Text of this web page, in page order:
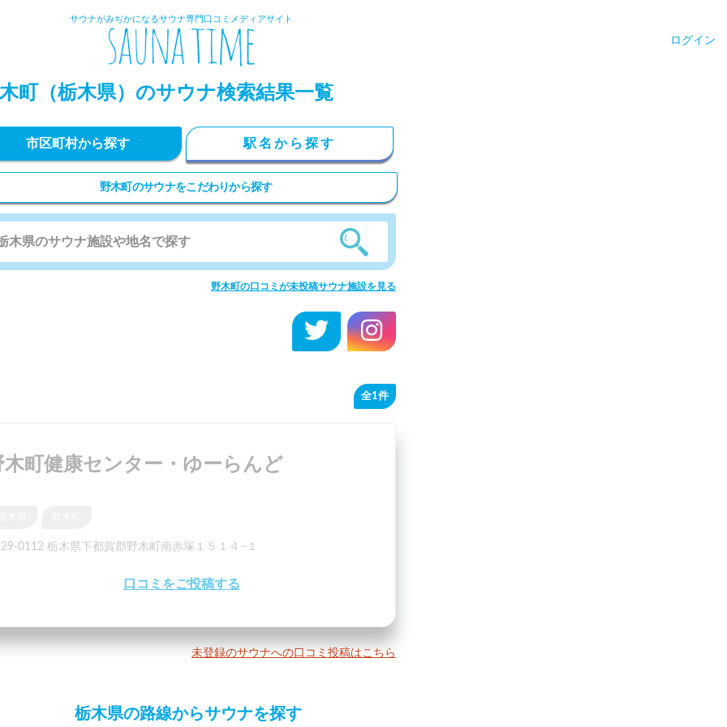
サウナがみぢかになるサウナ専門口コミメディアサイト
ログイン
町（栃木県）のサウナ検索結果一覧
市区町村から探す 駅名から探す
野木町のサウナをこだわりから探す
野木町の口コミが未投稿サウナ施設を見る
全1件
木町健康センター・ゆーらんど
0112 栃木県下都賀郡野木町南赤塚１５１４−１
口コミをご投稿する
未登録のサウナへの口コミ投稿はこちら
栃木県の路線からサウナを探す